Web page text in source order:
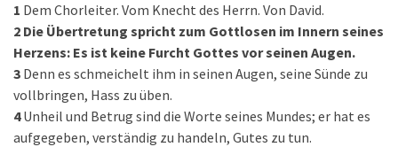
1 Dem Chorleiter. Vom Knecht des Herrn. Von David.
2 Die Übertretung spricht zum Gottlosen im Innern seines
Herzens: Es ist keine Furcht Gottes vor seinen Augen.
3 Denn es schmeichelt ihm in seinen Augen, seine Sünde zu
vollbringen, Hass zu üben.
4 Unheil und Betrug sind die Worte seines Mundes; er hat es
aufgegeben, verständig zu handeln, Gutes zu tun.